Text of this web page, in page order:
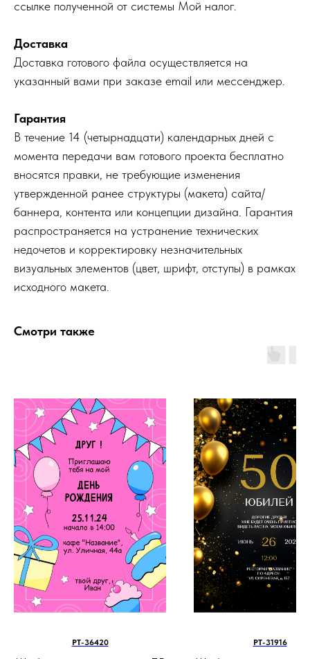
ссылке полученной от системы Мой налог.
Доставка
Доставка готового файла осуществляется на
указанный вами при заказе email или мессенджер.
Гарантия
В течение 14 (четырнадцати) календарных дней с
момента передачи вам готового проекта бесплатно
вносятся правки, не требующие изменения
утвержденной ранее структуры (макета) сайта/
баннера, контента или концепции дизайна. Гарантия
распространяется на устранение технических
недочетов и корректировку незначительных
визуальных элементов (цвет, шрифт, отступы) в рамках
исходного макета.
Смотри также
PT-36420 PT-31916